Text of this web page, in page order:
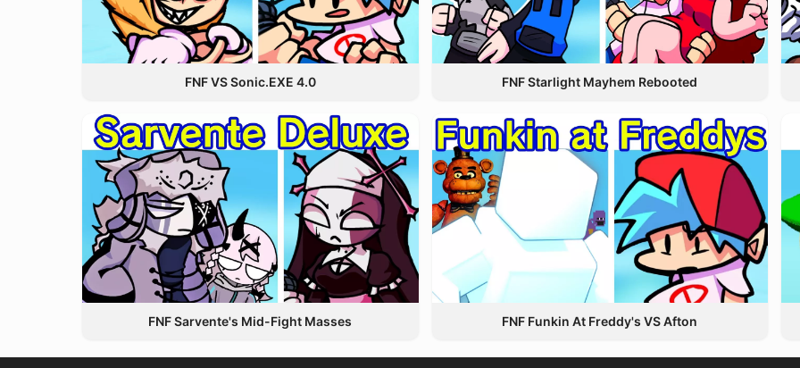
FNF VS Sonic.EXE 4.0 FNF Starlight Mayhem Rebooted
FNF Sarvente's Mid-Fight Masses FNF Funkin At Freddy's VS Afton